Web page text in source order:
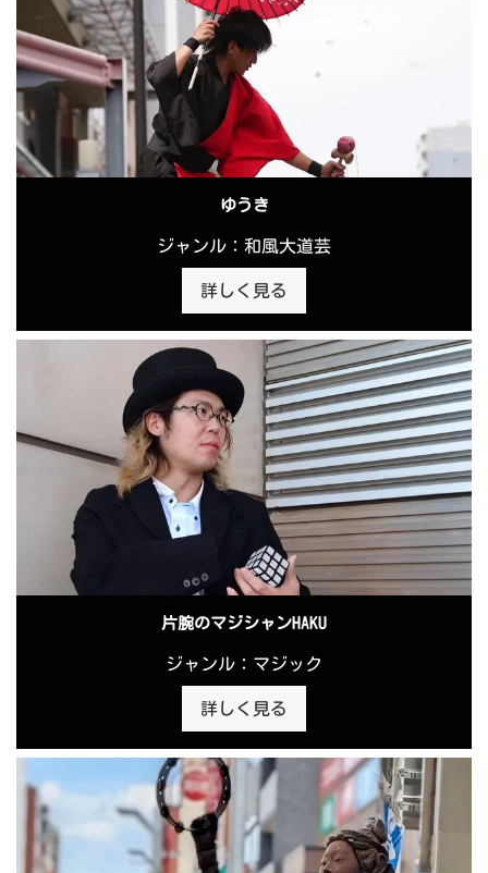
ゆうき
ジャンル：和風大道芸
詳しく見る
片腕のマジシャンHAKU
ジャンル：マジック
詳しく見る